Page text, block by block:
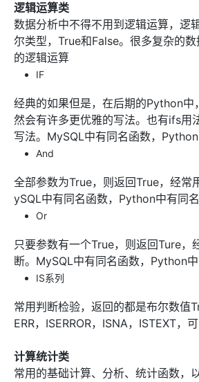
逻辑运算类
数据分析中不得不用到逻辑运算，逻
尔类型，True和False。很多复杂的
的逻辑运算
IF
经典的如果但是，在后期的Python中
然会有许多更优雅的写法。也有ifs用
写法。MySQL中有同名函数，Python
And
全部参数为True，则返回True，经常
ySQL中有同名函数，Python中有同名
Or
只要参数有一个True，则返回Ture，
断。MySQL中有同名函数，Python中
IS系列
常用判断检验，返回的都是布尔数值
ERR，ISERROR，ISNA，ISTEXT，
计算统计类
常用的基础计算、分析、统计函数，